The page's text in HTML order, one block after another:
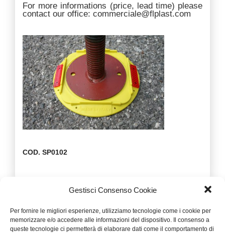
Gestisci Consenso Cookie
Per fornire le migliori esperienze, utilizziamo tecnologie come i cookie per
memorizzare e/o accedere alle informazioni del dispositivo. Il consenso a
queste tecnologie ci permetterà di elaborare dati come il comportamento di
For more informations (price, lead time) please
contact our office: commerciale@flplast.com
SP0102